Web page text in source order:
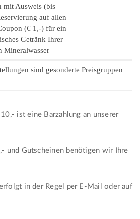
mit Ausweis (bis
auf allen
(€ 1,-) für ein
Getränk Ihrer
Mineralwasser
sind gesonderte Preisgruppen
ist eine Barzahlung an unserer
und Gutscheinen benötigen wir Ihre
in der Regel per E-Mail oder auf